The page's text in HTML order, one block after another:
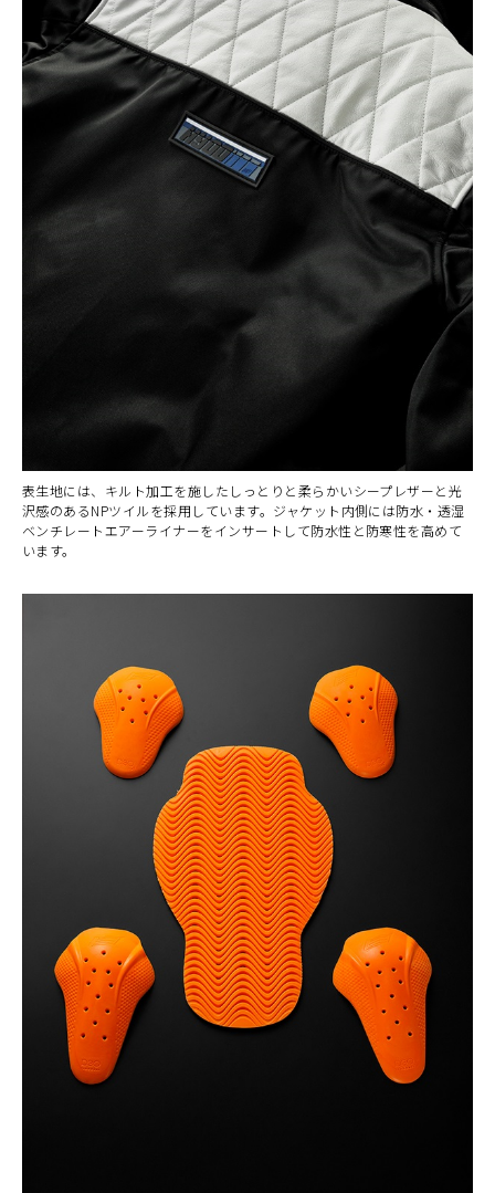
表生地には、キルト加工を施したしっとりと柔らかいシープレザーと光
沢感のあるNPツイルを採用しています。ジャケット内側には防水・透湿
ベンチレートエアーライナーをインサートして防水性と防寒性を高めて
います。